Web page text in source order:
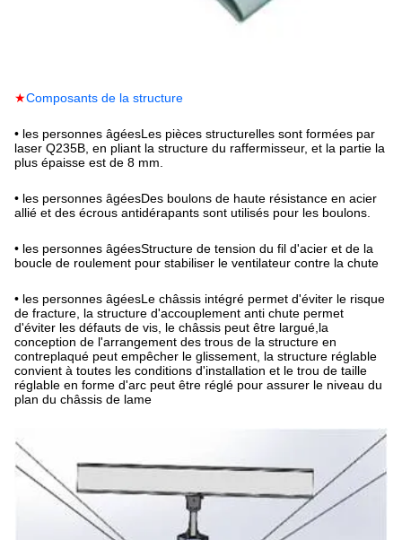
★Composants de la structure
• les personnes âgéesLes pièces structurelles sont formées par
laser Q235B, en pliant la structure du raffermisseur, et la partie la
plus épaisse est de 8 mm.
• les personnes âgéesDes boulons de haute résistance en acier
allié et des écrous antidérapants sont utilisés pour les boulons.
• les personnes âgéesStructure de tension du fil d'acier et de la
boucle de roulement pour stabiliser le ventilateur contre la chute
• les personnes âgéesLe châssis intégré permet d'éviter le risque
de fracture, la structure d'accouplement anti chute permet
d'éviter les défauts de vis, le châssis peut être largué,la
conception de l'arrangement des trous de la structure en
contreplaqué peut empêcher le glissement, la structure réglable
convient à toutes les conditions d'installation et le trou de taille
réglable en forme d'arc peut être réglé pour assurer le niveau du
plan du châssis de lame